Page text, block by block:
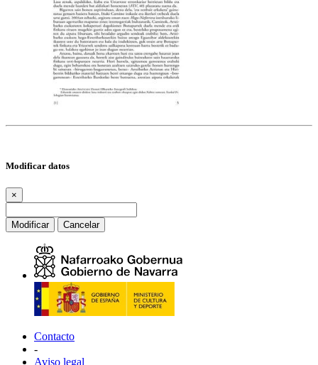
Modificar datos
×
Modificar Cancelar
Contacto
-
Aviso legal